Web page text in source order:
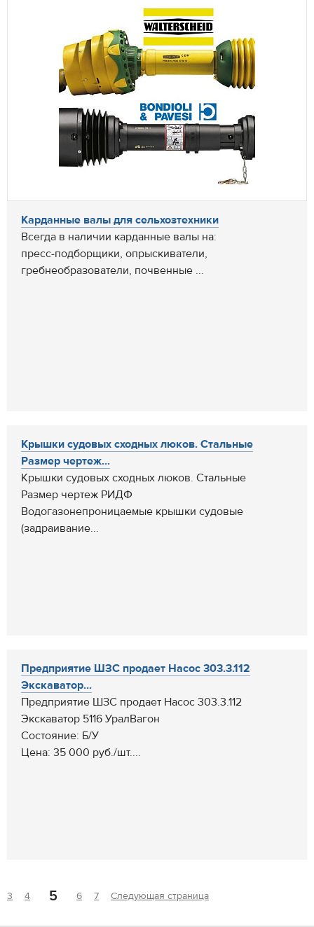
Карданные валы для сельхозтехники
Всегда в наличии карданные валы на:
пресс-подборщики, опрыскиватели,
гребнеобразователи, почвенные ...
Крышки судовых сходных люков. Стальные
Размер чертеж...
Крышки судовых сходных люков. Стальные
Размер чертеж РИДФ
Водогазонепроницаемые крышки судовые
(задраивание...
Предприятие ШЗС продает Насос 303.3.112
Экскаватор...
Предприятие ШЗС продает Насос 303.3.112
Экскаватор 5116 УралВагон
Состояние: Б/У
Цена: 35 000 руб./шт....
3 4 5 6 7 Следующая страница